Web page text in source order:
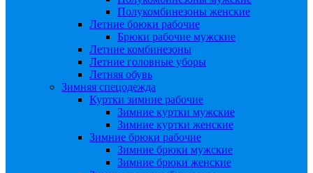
Полукомбинезоны женские
Летние брюки рабочие
Брюки рабочие мужские
Летние комбинезоны
Летние головные уборы
Летняя обувь
Зимняя спецодежда
Куртки зимние рабочие
Зимние куртки мужские
Зимние куртки женские
Зимние брюки рабочие
Зимние брюки мужские
Зимние брюки женские